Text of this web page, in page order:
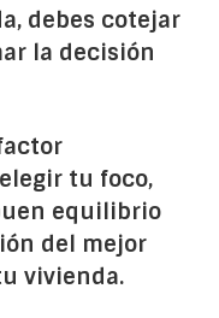
debes cotejar
la decisión
tu foco,
equilibrio
del mejor
vivienda.